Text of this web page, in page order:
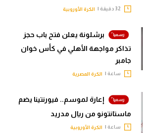
الكرة الأوروبية
برشلونة يعلن فتح باب حجز
تذاكر مواجهة الأهلي في كأس خوان
جامبر
ساعة | الكرة المصرية
إعارة لموسم.. فيورنتينا يضم
ماستانتونو من ريال مدريد
ساعة | الكرة الأوروبية